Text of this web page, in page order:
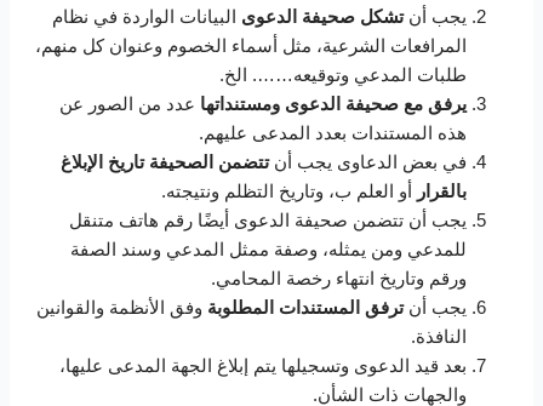
يجب أن تشكل صحيفة الدعوى البيانات الواردة في نظام
المرافعات الشرعية، مثل أسماء الخصوم وعنوان كل منهم،
طلبات المدعي وتوقيعه……. الخ.
يرفق مع صحيفة الدعوى ومستنداتها عدد من الصور عن
هذه المستندات بعدد المدعى عليهم.
في بعض الدعاوى يجب أن تتضمن الصحيفة تاريخ الإبلاغ
بالقرار أو العلم ب، وتاريخ التظلم ونتيجته.
يجب أن تتضمن صحيفة الدعوى أيضًا رقم هاتف متنقل
للمدعي ومن يمثله، وصفة ممثل المدعي وسند الصفة
ورقم وتاريخ انتهاء رخصة المحامي.
يجب أن ترفق المستندات المطلوبة وفق الأنظمة والقوانين
النافذة.
بعد قيد الدعوى وتسجيلها يتم إبلاغ الجهة المدعى عليها،
والجهات ذات الشأن.